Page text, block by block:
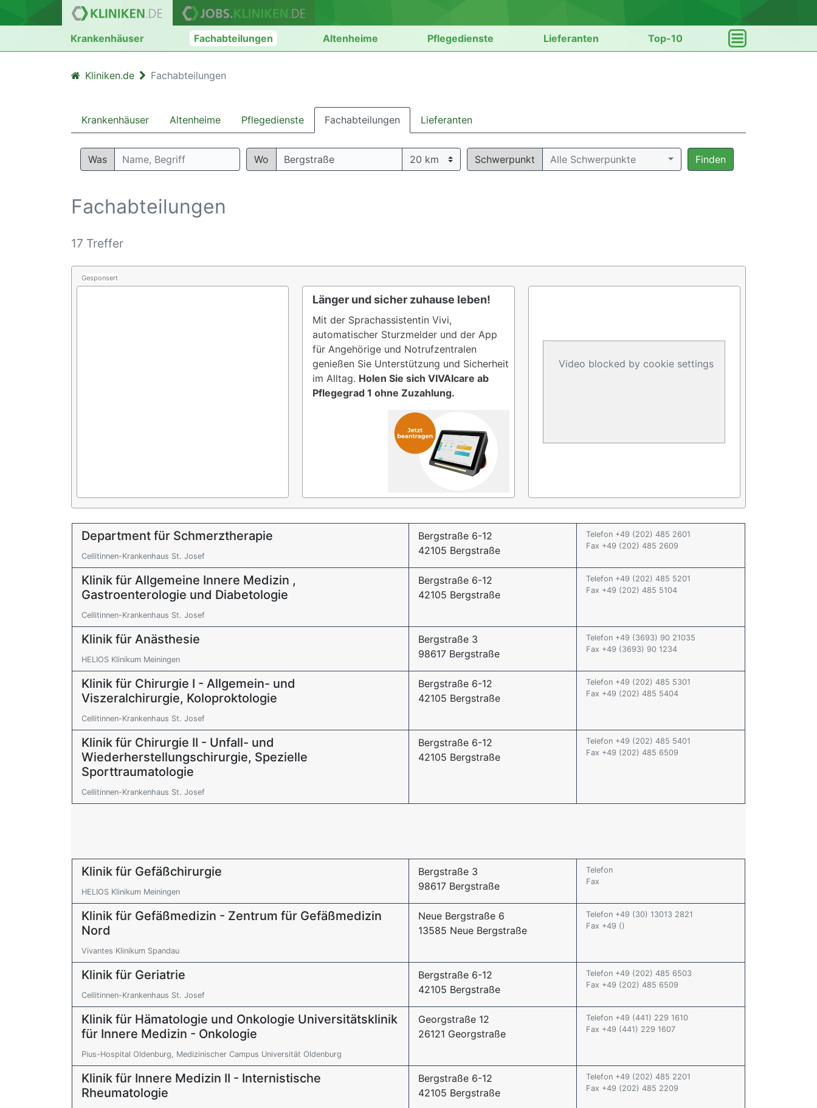
Krankenhäuser Fachabteilungen Altenheime Pflegedienste Lieferanten Top-10
Kliniken.de Fachabteilungen
Krankenhäuser Altenheime Pflegedienste Fachabteilungen Lieferanten
Was Wo Schwerpunkt Alle Schwerpunkte Finden
Fachabteilungen
17 Treffer
Gesponsert
Länger und sicher zuhause leben!
Mit der Sprachassistentin Vivi,
automatischer Sturzmelder und der App
für Angehörige und Notrufzentralen
genießen Sie Unterstützung und Sicherheit
im Alltag. Holen Sie sich VIVAIcare ab
Pflegegrad 1 ohne Zuzahlung.
Video blocked by cookie settings
Department für Schmerztherapie
Cellitinnen-Krankenhaus St. Josef
Bergstraße 6-12
42105 Bergstraße
Telefon +49 (202) 485 2601
Fax +49 (202) 485 2609
Klinik für Allgemeine Innere Medizin ,
Gastroenterologie und Diabetologie
Cellitinnen-Krankenhaus St. Josef
Bergstraße 6-12
42105 Bergstraße
Telefon +49 (202) 485 5201
Fax +49 (202) 485 5104
Klinik für Anästhesie
HELIOS Klinikum Meiningen
Bergstraße 3
98617 Bergstraße
Telefon +49 (3693) 90 21035
Fax +49 (3693) 90 1234
Klinik für Chirurgie I - Allgemein- und
Viszeralchirurgie, Koloproktologie
Cellitinnen-Krankenhaus St. Josef
Bergstraße 6-12
42105 Bergstraße
Telefon +49 (202) 485 5301
Fax +49 (202) 485 5404
Klinik für Chirurgie II - Unfall- und
Wiederherstellungschirurgie, Spezielle
Sporttraumatologie
Cellitinnen-Krankenhaus St. Josef
Bergstraße 6-12
42105 Bergstraße
Telefon +49 (202) 485 5401
Fax +49 (202) 485 6509
Klinik für Gefäßchirurgie
HELIOS Klinikum Meiningen
Bergstraße 3
98617 Bergstraße
Telefon
Fax
Klinik für Gefäßmedizin - Zentrum für Gefäßmedizin
Nord
Vivantes Klinikum Spandau
Neue Bergstraße 6
13585 Neue Bergstraße
Telefon +49 (30) 13013 2821
Fax +49 ()
Klinik für Geriatrie
Cellitinnen-Krankenhaus St. Josef
Bergstraße 6-12
42105 Bergstraße
Telefon +49 (202) 485 6503
Fax +49 (202) 485 6509
Klinik für Hämatologie und Onkologie Universitätsklinik
für Innere Medizin - Onkologie
Pius-Hospital Oldenburg, Medizinischer Campus Universität Oldenburg
Georgstraße 12
26121 Georgstraße
Telefon +49 (441) 229 1610
Fax +49 (441) 229 1607
Klinik für Innere Medizin II - Internistische
Rheumatologie
Bergstraße 6-12
42105 Bergstraße
Telefon +49 (202) 485 2201
Fax +49 (202) 485 2209